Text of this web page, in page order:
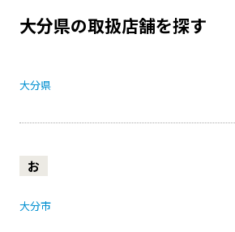
大分県の取扱店舗を探す
大分県
お
大分市